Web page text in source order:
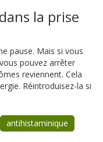
la prise
pause. Mais si vous
pouvez arrêter
reviennent. Cela
Réintroduisez-la si
antihistaminique